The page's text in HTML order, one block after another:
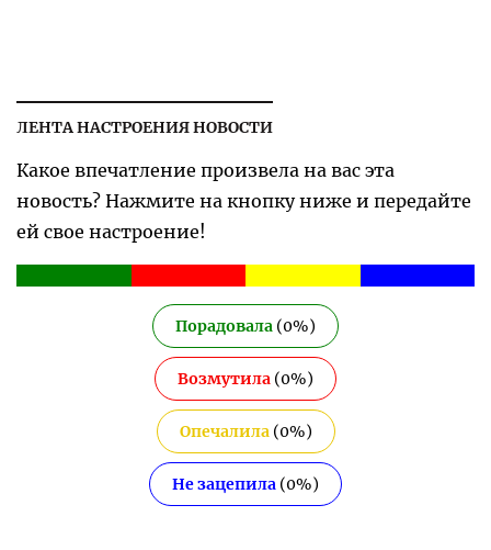
ЛЕНТА НАСТРОЕНИЯ НОВОСТИ
Какое впечатление произвела на вас эта
новость? Нажмите на кнопку ниже и передайте
ей свое настроение!
Порадовала (0%)
Возмутила (0%)
Опечалила(0%)
Не зацепила (0%)